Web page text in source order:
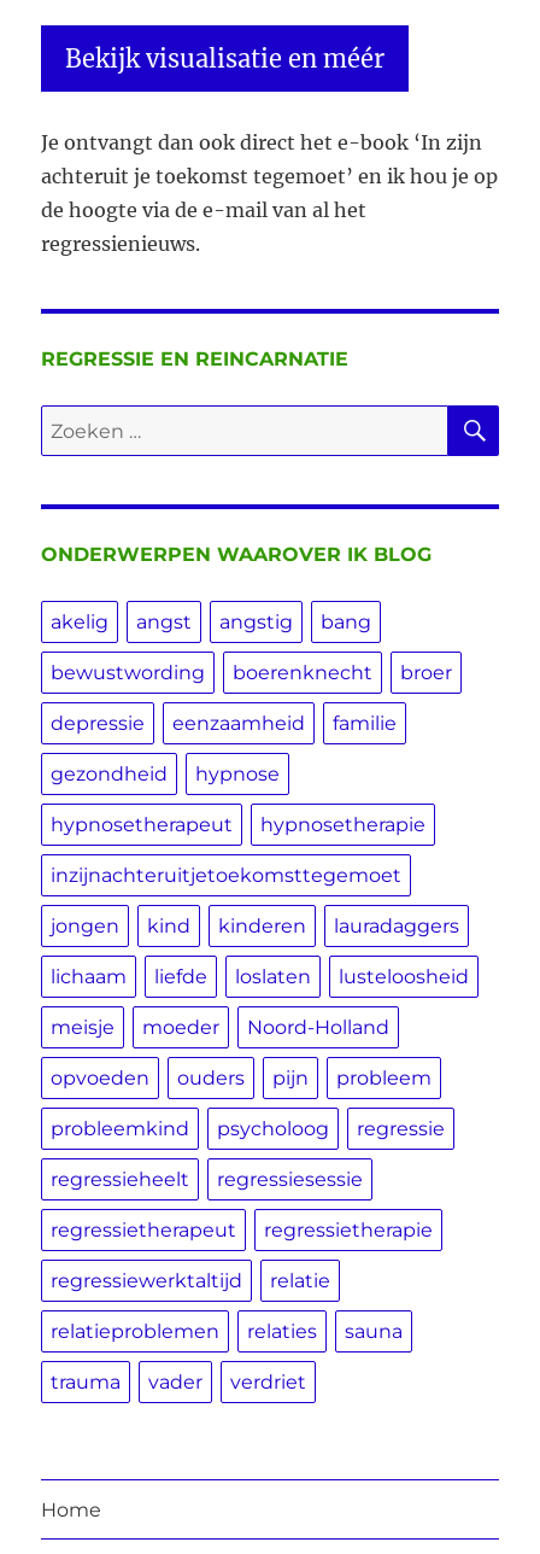
Bekijk visualisatie en méér
Je ontvangt dan ook direct het e-book ‘In zijn
achteruit je toekomst tegemoet’ en ik hou je op
de hoogte via de e-mail van al het
regressienieuws.
REGRESSIE EN REINCARNATIE
Zoeken
naar:
ONDERWERPEN WAAROVER IK BLOG
akelig angst angstig bang
bewustwording boerenknecht broer
depressie eenzaamheid familie
gezondheid hypnose
hypnosetherapeut hypnosetherapie
inzijnachteruitjetoekomsttegemoet
jongen kind kinderen lauradaggers
lichaam liefde loslaten lusteloosheid
meisje moeder Noord-Holland
opvoeden ouders pijn probleem
probleemkind psycholoog regressie
regressieheelt regressiesessie
regressietherapeut regressietherapie
regressiewerktaltijd relatie
relatieproblemen relaties sauna
trauma vader verdriet
Home